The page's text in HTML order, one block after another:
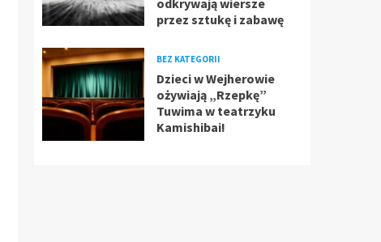
odkrywają wiersze
przez sztukę i zabawę
BEZ KATEGORII
Dzieci w Wejherowie
ożywiają „Rzepkę”
Tuwima w teatrzyku
Kamishibai!